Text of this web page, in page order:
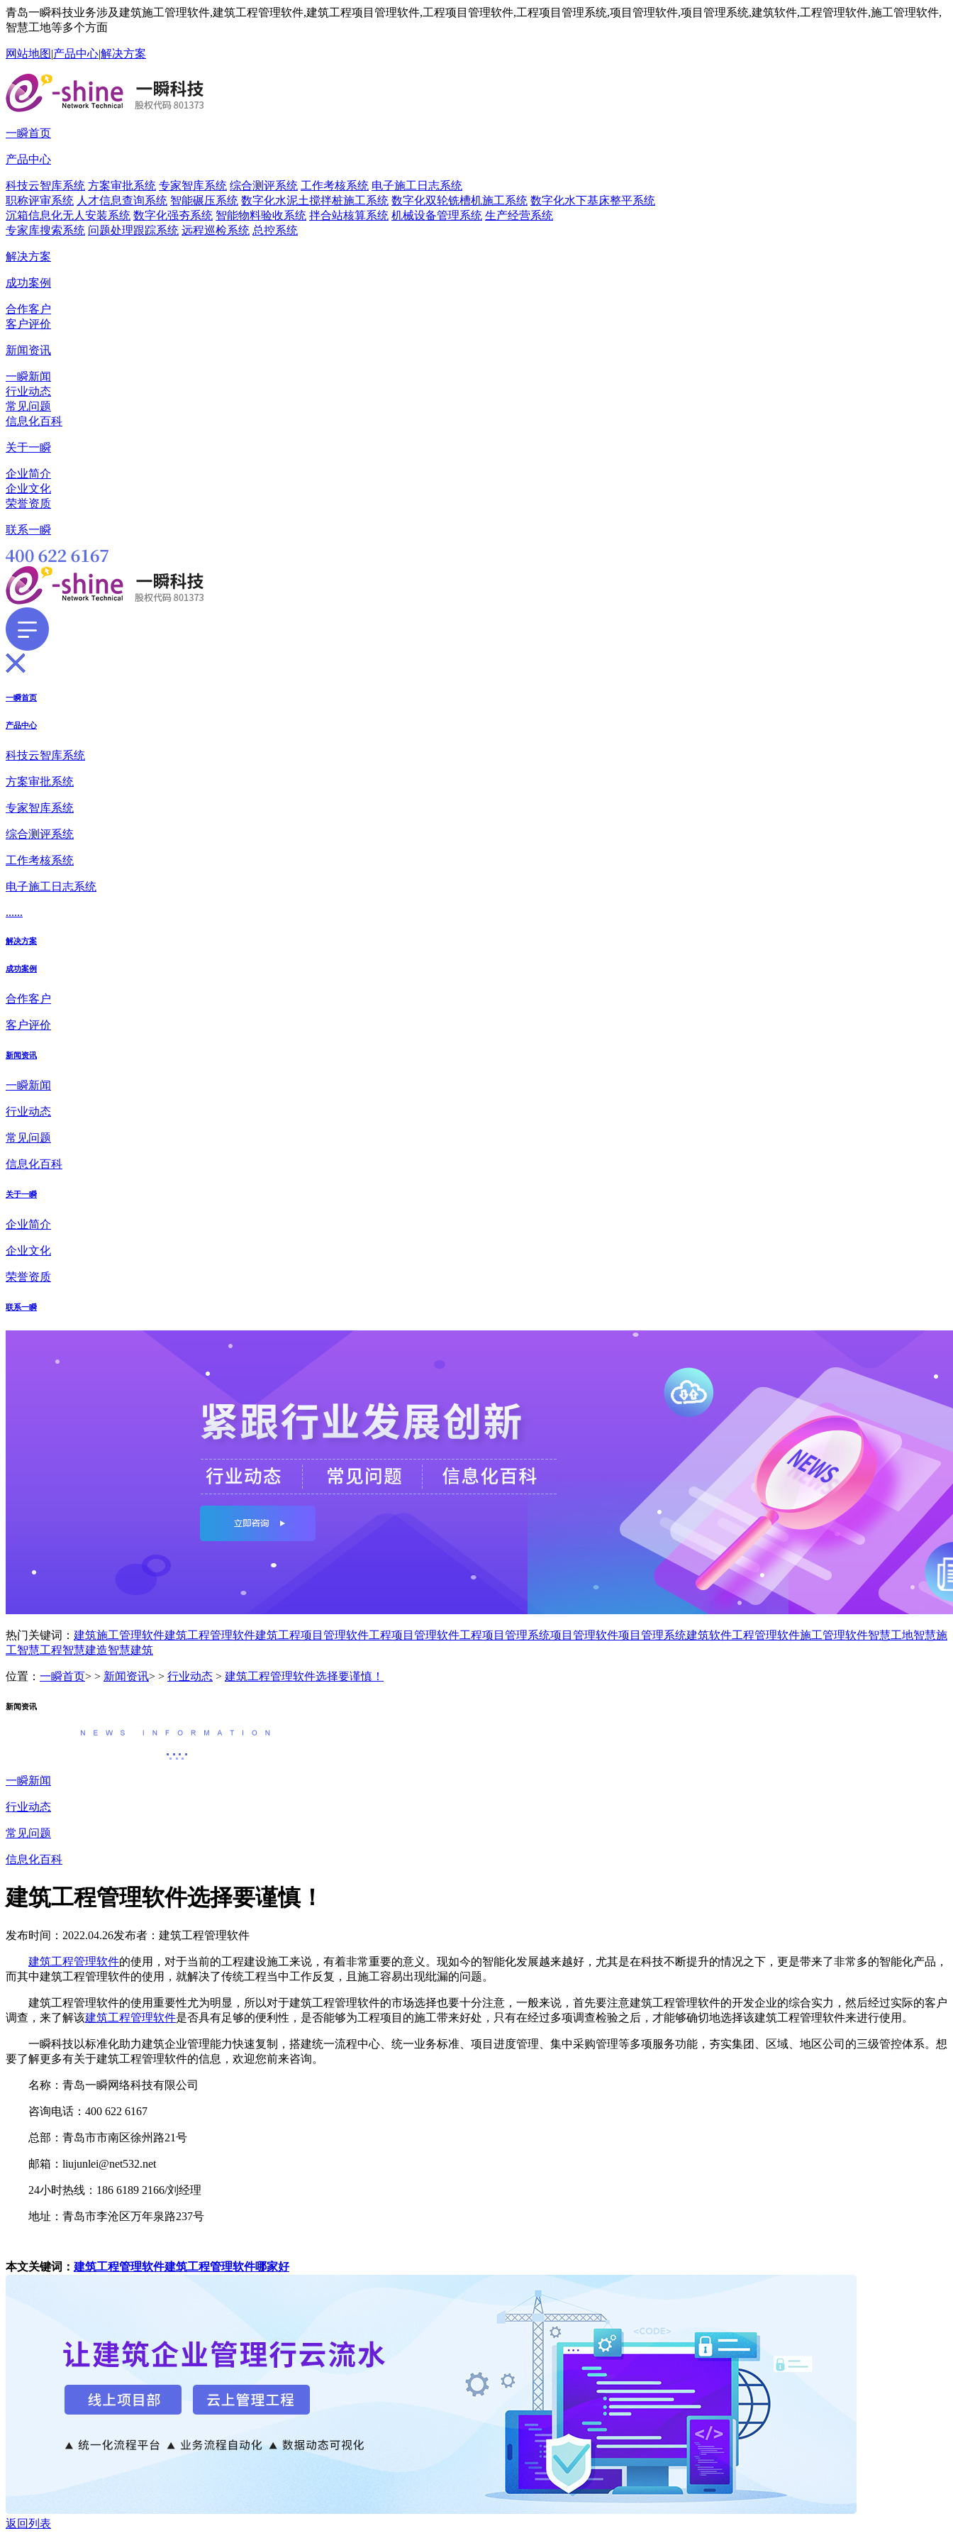
青岛一瞬科技业务涉及建筑施工管理软件,建筑工程管理软件,建筑工程项目管理软件,工程项目管理软件,工程项目管理系统,项目管理软件,项目管理系统,建筑软件,工程管理软件,施工管理软件,
智慧工地等多个方面
网站地图|产品中心|解决方案
一瞬首页
产品中心
科技云智库系统 方案审批系统 专家智库系统 综合测评系统 工作考核系统 电子施工日志系统
职称评审系统 人才信息查询系统 智能碾压系统 数字化水泥土搅拌桩施工系统 数字化双轮铣槽机施工系统 数字化水下基床整平系统
沉箱信息化无人安装系统 数字化强夯系统 智能物料验收系统 拌合站核算系统 机械设备管理系统 生产经营系统
专家库搜索系统 问题处理跟踪系统 远程巡检系统 总控系统
解决方案
成功案例
合作客户
客户评价
新闻资讯
一瞬新闻
行业动态
常见问题
信息化百科
关于一瞬
企业简介
企业文化
荣誉资质
联系一瞬
一瞬首页
产品中心
科技云智库系统
方案审批系统
专家智库系统
综合测评系统
工作考核系统
电子施工日志系统
......
解决方案
成功案例
合作客户
客户评价
新闻资讯
一瞬新闻
行业动态
常见问题
信息化百科
关于一瞬
企业简介
企业文化
荣誉资质
联系一瞬
热门关键词： 建筑施工管理软件建筑工程管理软件建筑工程项目管理软件工程项目管理软件工程项目管理系统项目管理软件项目管理系统建筑软件工程管理软件施工管理软件智慧工地智慧施
工智慧工程智慧建造智慧建筑
位置： 一瞬首页> > 新闻资讯> > 行业动态 > 建筑工程管理软件选择要谨慎！
新闻资讯
一瞬新闻
行业动态
常见问题
信息化百科
建筑工程管理软件选择要谨慎！
发布时间：2022.04.26发布者：建筑工程管理软件
建筑工程管理软件的使用，对于当前的工程建设施工来说，有着非常重要的意义。现如今的智能化发展越来越好，尤其是在科技不断提升的情况之下，更是带来了非常多的智能化产品，
而其中建筑工程管理软件的使用，就解决了传统工程当中工作反复，且施工容易出现纰漏的问题。
建筑工程管理软件的使用重要性尤为明显，所以对于建筑工程管理软件的市场选择也要十分注意，一般来说，首先要注意建筑工程管理软件的开发企业的综合实力，然后经过实际的客户
调查，来了解该建筑工程管理软件是否具有足够的便利性，是否能够为工程项目的施工带来好处，只有在经过多项调查检验之后，才能够确切地选择该建筑工程管理软件来进行使用。
一瞬科技以标准化助力建筑企业管理能力快速复制，搭建统一流程中心、统一业务标准、项目进度管理、集中采购管理等多项服务功能，夯实集团、区域、地区公司的三级管控体系。想
要了解更多有关于建筑工程管理软件的信息，欢迎您前来咨询。
名称：青岛一瞬网络科技有限公司
咨询电话：400 622 6167
总部：青岛市市南区徐州路21号
邮箱：liujunlei@net532.net
24小时热线：186 6189 2166/刘经理
地址：青岛市李沧区万年泉路237号
本文关键词： 建筑工程管理软件建筑工程管理软件哪家好
返回列表